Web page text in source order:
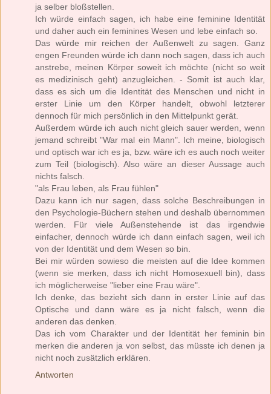
ja selber bloßstellen.
Ich würde einfach sagen, ich habe eine feminine Identität
und daher auch ein feminines Wesen und lebe einfach so.
Das würde mir reichen der Außenwelt zu sagen. Ganz
engen Freunden würde ich dann noch sagen, dass ich auch
anstrebe, meinen Körper soweit ich möchte (nicht so weit
es medizinisch geht) anzugleichen. - Somit ist auch klar,
dass es sich um die Identität des Menschen und nicht in
erster Linie um den Körper handelt, obwohl letzterer
dennoch für mich persönlich in den Mittelpunkt gerät.
Außerdem würde ich auch nicht gleich sauer werden, wenn
jemand schreibt "War mal ein Mann". Ich meine, biologisch
und optisch war ich es ja, bzw. wäre ich es auch noch weiter
zum Teil (biologisch). Also wäre an dieser Aussage auch
nichts falsch.
"als Frau leben, als Frau fühlen"
Dazu kann ich nur sagen, dass solche Beschreibungen in
den Psychologie-Büchern stehen und deshalb übernommen
werden. Für viele Außenstehende ist das irgendwie
einfacher, dennoch würde ich dann einfach sagen, weil ich
von der Identität und dem Wesen so bin.
Bei mir würden sowieso die meisten auf die Idee kommen
(wenn sie merken, dass ich nicht Homosexuell bin), dass
ich möglicherweise "lieber eine Frau wäre".
Ich denke, das bezieht sich dann in erster Linie auf das
Optische und dann wäre es ja nicht falsch, wenn die
anderen das denken.
Das ich vom Charakter und der Identität her feminin bin
merken die anderen ja von selbst, das müsste ich denen ja
nicht noch zusätzlich erklären.
Antworten